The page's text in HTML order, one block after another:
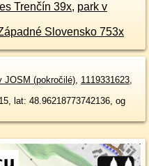
Trenčín 39x, park v
Slovensko 753x
JOSM (pokročilé), 1119331623,
lat: 48.96218773742136, og